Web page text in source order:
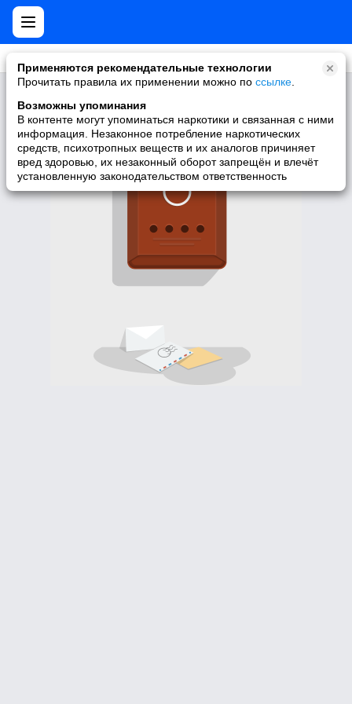
Применяются рекомендательные технологии
Прочитать правила их применении можно по ссылке
Возможны упоминания
В контенте могут упоминаться наркотики и связанная с ними
информация. Незаконное потребление наркотических
средств, психотропных веществ и их аналогов причиняет
вред здоровью, их незаконный оборот запрещён и влечёт
установленную законодательством ответственность
Здесь нет групп =(
У пользователя нет подписок на группы.